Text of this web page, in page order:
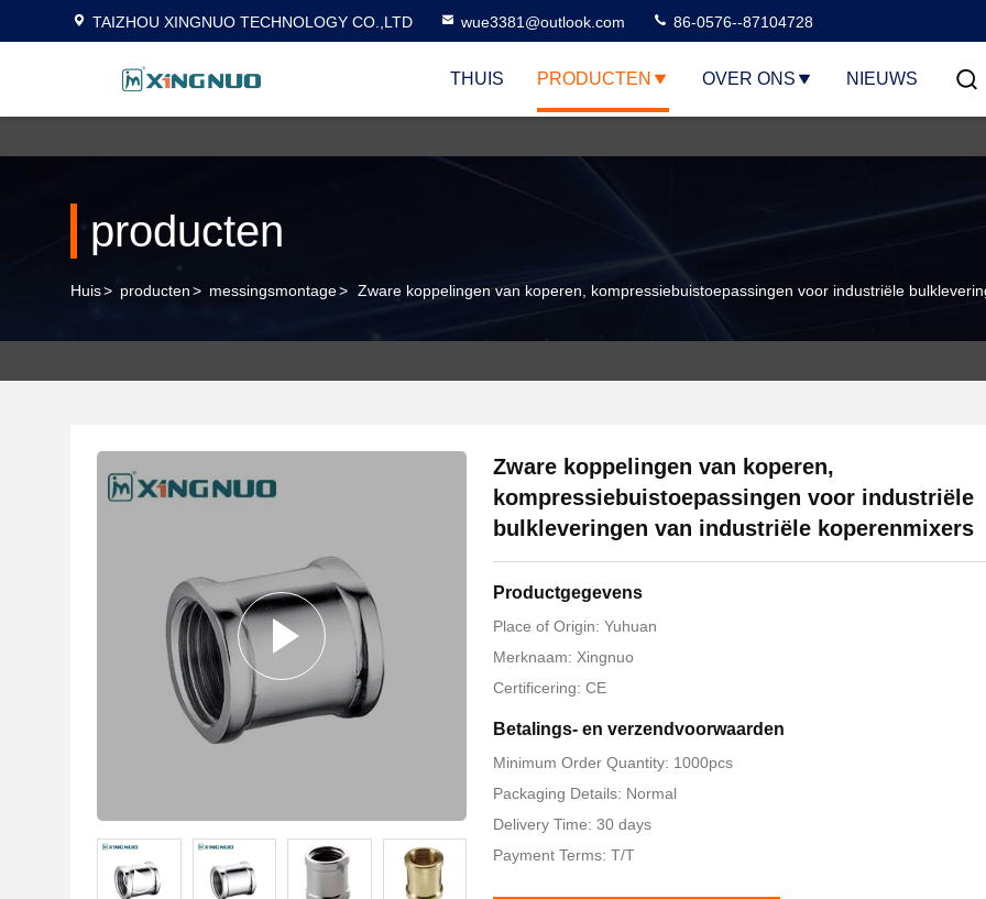
TAIZHOU XINGNUO TECHNOLOGY CO.,LTD wue3381@outlook.com 86-0576--87104728
THUIS PRODUCTEN OVER ONS NIEUWS
producten
Huis> producten> messingsmontage> Zware koppelingen van koperen, kompressiebuistoepassingen voor industriële
Zware koppelingen van koperen,
kompressiebuistoepassingen voor industriële
bulkleveringen van industriële koperenmixers
Productgegevens
Place of Origin: Yuhuan
Merknaam: Xingnuo
Certificering: CE
Betalings- en verzendvoorwaarden
Minimum Order Quantity: 1000pcs
Packaging Details: Normal
Delivery Time: 30 days
Payment Terms: T/T